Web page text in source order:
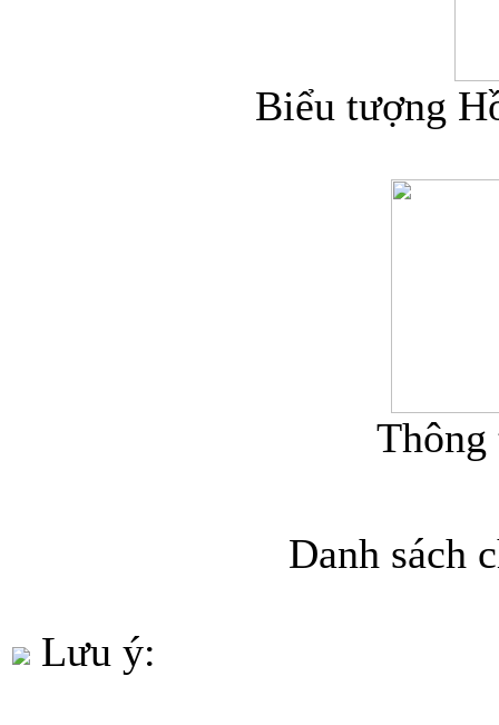
Biểu tượng
Danh sách
Lưu ý: